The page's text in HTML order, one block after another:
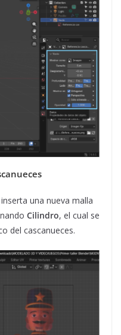
una nueva malla
Cilindro, el cual se
del cascanueces.